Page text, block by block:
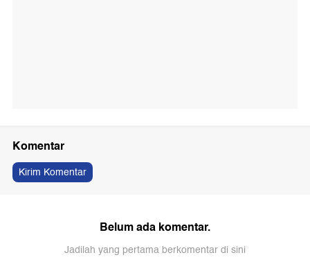
Komentar
Kirim Komentar
Belum ada komentar.
Jadilah yang pertama berkomentar di sini